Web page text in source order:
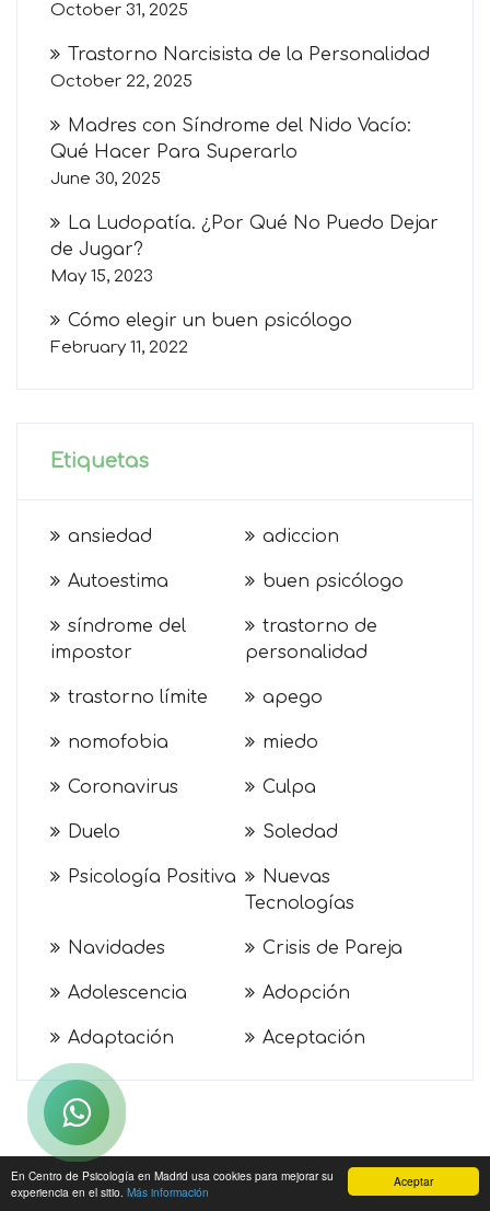
Aceptar
En Centro de Psicología en Madrid usa cookies para mejorar su
experiencia en el sitio. Más información
October 31, 2025
Trastorno Narcisista de la Personalidad
October 22, 2025
Madres con Síndrome del Nido Vacío:
Qué Hacer Para Superarlo
June 30, 2025
La Ludopatía. ¿Por Qué No Puedo Dejar
de Jugar?
May 15, 2023
Cómo elegir un buen psicólogo
February 11, 2022
Etiquetas
ansiedad adiccion
Autoestima buen psicólogo
síndrome del
impostor
trastorno de
personalidad
trastorno límite apego
nomofobia miedo
Coronavirus Culpa
Duelo Soledad
Psicología Positiva
Nuevas
Tecnologías
Navidades Crisis de Pareja
Adolescencia Adopción
Adaptación Aceptación
Contactar
por
WhatsApp